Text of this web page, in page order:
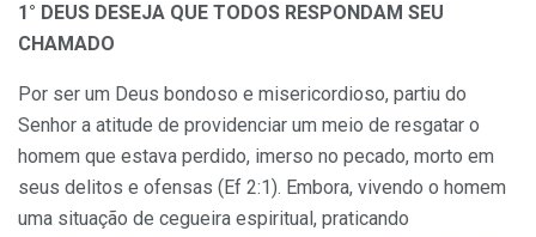
1° DEUS DESEJA QUE TODOS RESPONDAM SEU
CHAMADO
Por ser um Deus bondoso e misericordioso, partiu do
Senhor a atitude de providenciar um meio de resgatar o
homem que estava perdido, imerso no pecado, morto em
seus delitos e ofensas (Ef 2:1). Embora, vivendo o homem
uma situação de cegueira espiritual, praticando